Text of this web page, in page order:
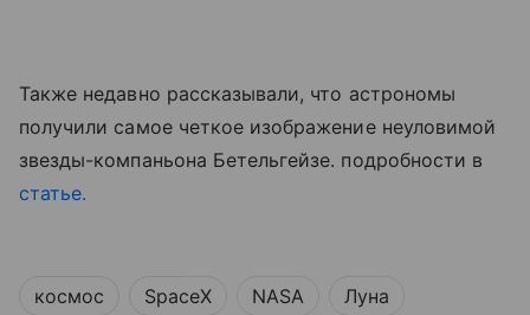
Также недавно рассказывали, что астрономы
получили самое четкое изображение неуловимой
звезды-компаньона Бетельгейзе. подробности в
статье.
космос SpaceX NASA Луна